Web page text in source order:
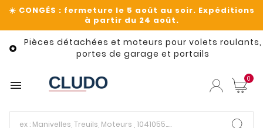

Pièces détachées et moteurs pour volets roulants,
portes de garage et portails
 0